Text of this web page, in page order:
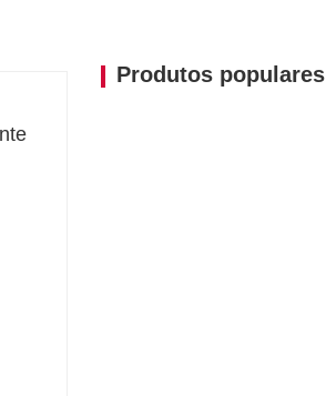
e personalização.
Produtos populares